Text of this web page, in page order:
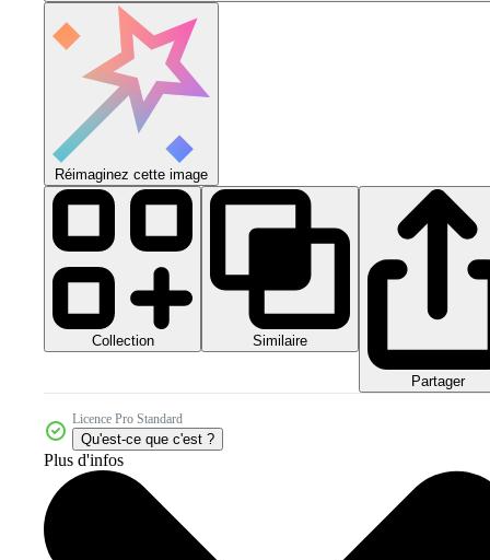
Réimaginez cette image
Collection Similaire
Partager
Licence Pro Standard
Qu'est-ce que c'est ?
Plus d'infos